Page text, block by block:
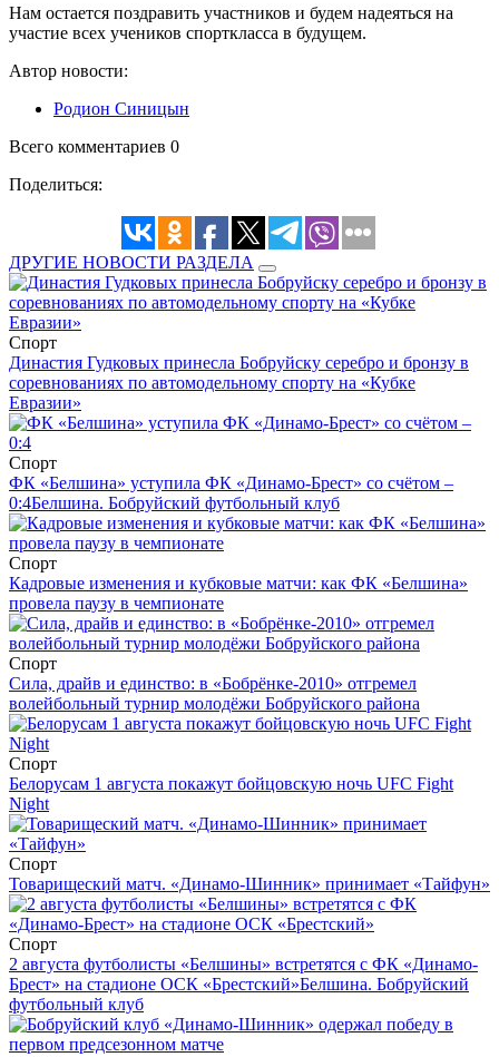
Нам остается поздравить участников и будем надеяться на
участие всех учеников спорткласса в будущем.
Автор новости:
Родион Синицын
Всего комментариев 0
Поделиться:
ДРУГИЕ НОВОСТИ РАЗДЕЛА
Спорт
Династия Гудковых принесла Бобруйску серебро и бронзу в
соревнованиях по автомодельному спорту на «Кубке
Евразии»
Спорт
ФК «Белшина» уступила ФК «Динамо-Брест» со счётом –
0:4Белшина. Бобруйский футбольный клуб
Спорт
Кадровые изменения и кубковые матчи: как ФК «Белшина»
провела паузу в чемпионате
Спорт
Сила, драйв и единство: в «Бобрёнке-2010» отгремел
волейбольный турнир молодёжи Бобруйского района
Спорт
Белорусам 1 августа покажут бойцовскую ночь UFC Fight
Night
Спорт
Товарищеский матч. «Динамо-Шинник» принимает «Тайфун»
Спорт
2 августа футболисты «Белшины» встретятся с ФК «Динамо-
Брест» на стадионе ОСК «Брестский»Белшина. Бобруйский
футбольный клуб